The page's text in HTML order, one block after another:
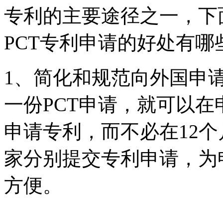
专利的主要途径之一，下
PCT专利申请的好处有哪
1、简化和规范向外国申
一份PCT申请，就可以
申请专利，而不必在12
家分别提交专利申请，
方便。